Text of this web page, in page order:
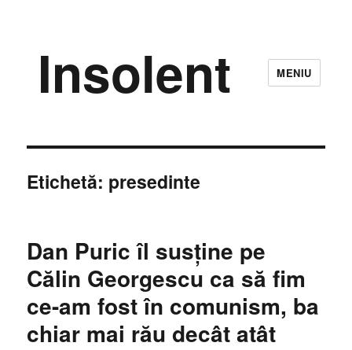
Insolent MENIU
Etichetă: presedinte
Dan Puric îl susține pe
Călin Georgescu ca să fim
ce-am fost în comunism, ba
chiar mai rău decât atât